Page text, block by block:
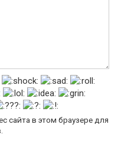
сайта в этом браузере для